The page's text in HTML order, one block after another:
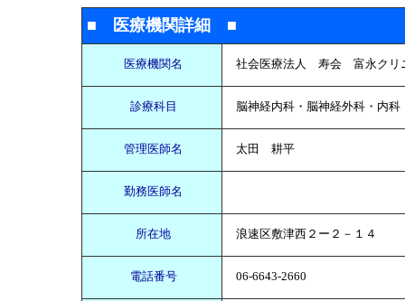
■ 医療機関詳細 ■
医療機関名 社会医療法人 寿会 富永クリ
診療科目 脳神経内科・脳神経外科・内科
管理医師名 太田 耕平
勤務医師名
所在地 浪速区敷津西２ー２－１４
電話番号 06-6643-2660